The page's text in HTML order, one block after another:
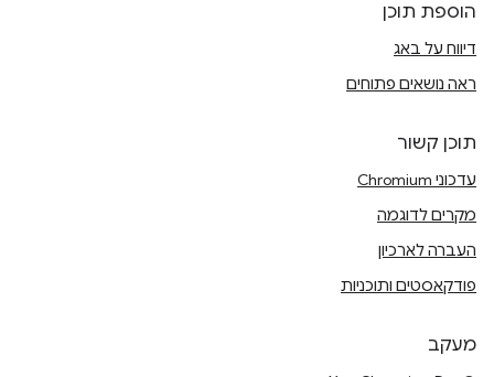
הוספת תוכן
דיווח על באג
ראה נושאים פתוחים
תוכן קשור
עדכוני Chromium
מקרים לדוגמה
העברה לארכיון
פודקאסטים ותוכניות
מעקב